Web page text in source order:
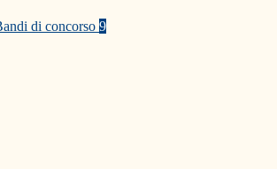
di concorso 9